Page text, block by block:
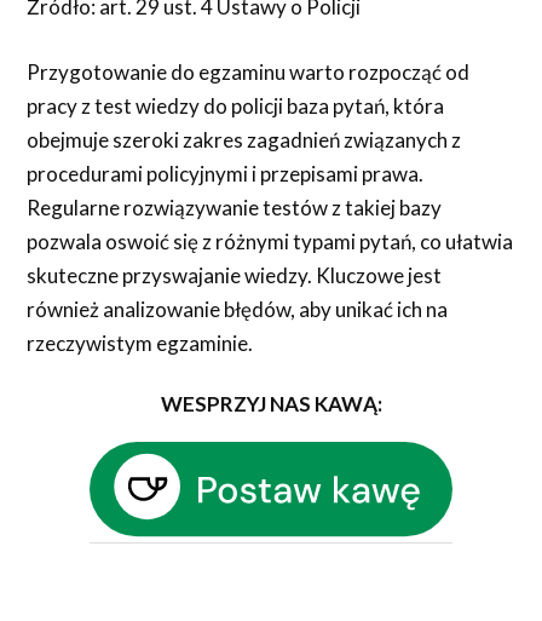
Źródło: art. 29 ust. 4 Ustawy o Policji
Przygotowanie do egzaminu warto rozpocząć od
pracy z test wiedzy do policji baza pytań, która
obejmuje szeroki zakres zagadnień związanych z
procedurami policyjnymi i przepisami prawa.
Regularne rozwiązywanie testów z takiej bazy
pozwala oswoić się z różnymi typami pytań, co ułatwia
skuteczne przyswajanie wiedzy. Kluczowe jest
również analizowanie błędów, aby unikać ich na
rzeczywistym egzaminie.
WESPRZYJ NAS KAWĄ: